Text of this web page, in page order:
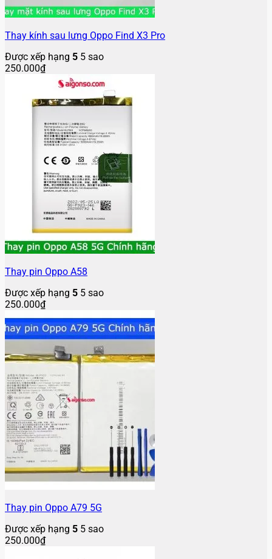
Thay kính sau lưng Oppo Find X3 Pro
Được xếp hạng 5 5 sao
250.000₫
Thay pin Oppo A58
Được xếp hạng 5 5 sao
250.000₫
Thay pin Oppo A79 5G
Được xếp hạng 5 5 sao
250.000₫